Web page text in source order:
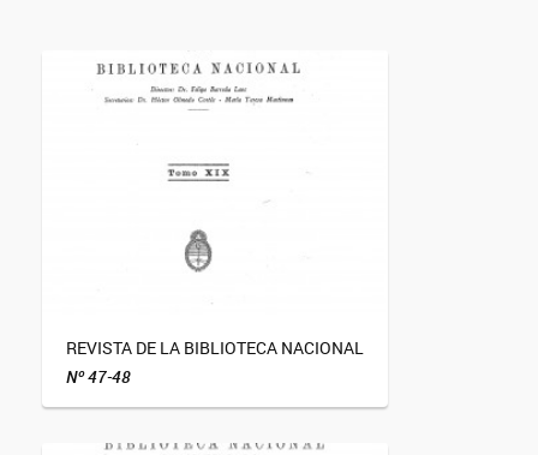
REVISTA DE LA BIBLIOTECA NACIONAL
Nº 47-48